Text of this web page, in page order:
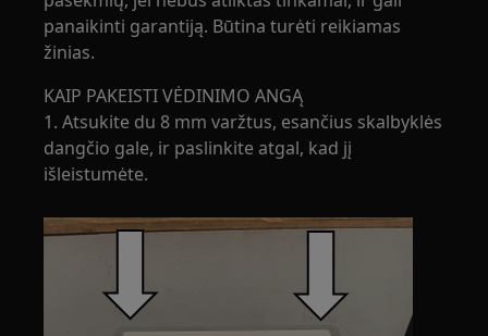
panaikinti garantiją. Būtina turėti reikiamas
žinias.
KAIP PAKEISTI VĖDINIMO ANGĄ
1. Atsukite du 8 mm varžtus, esančius skalbyklės
dangčio gale, ir paslinkite atgal, kad jį
išleistumėte.